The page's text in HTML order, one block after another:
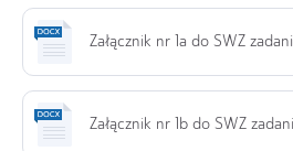
Załącznik nr 1a do SWZ
Załącznik nr 1b do SWZ